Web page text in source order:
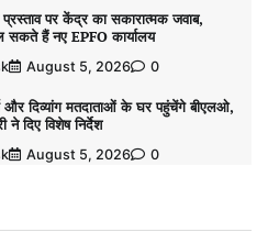
पर केंद्र का सकारात्मक जवाब,
हैं नए EPFO कार्यालय
August 5, 2026 0
और दिव्यांग मतदाताओं के घर पहुंचेंगे बीएलओ,
ने दिए विशेष निर्देश
August 5, 2026 0